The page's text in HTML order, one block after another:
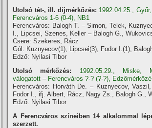
Utolsó tét-, ill. díjmérkőzés: 1992.04.25.,
Ferencváros 1-6 (0-4), NB1
Ferencváros: Balogh T. – Simon, Telek,
I., Lipcsei, Szenes, Keller – Balogh G.,
Csere: Szekeres, Rácz
Gól: Kuznyecov(1), Lipcsei(3), Fodor I.(1),
Edző: Nyilasi Tibor
Utolsó mérkőzés:
1992.05.29., Miske,
válogatott – Ferencváros ?-? (?-?),
Ferencváros: Horváth De. – Kuznyecov,
Fodor I., ifj. Albert, Rácz, Nagy Zs., Balogh G.,
Edző: Nyilasi Tibor
A Ferencváros szí­neiben 14 alkalommal
szerzett.